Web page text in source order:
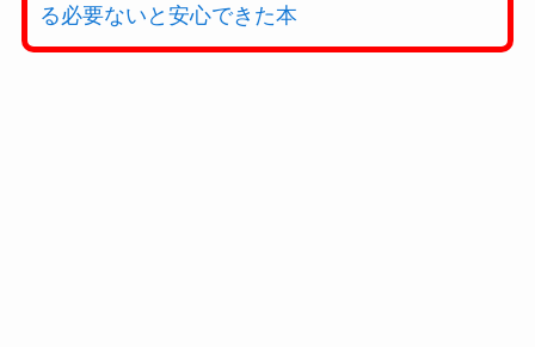
る必要ないと安心できた本